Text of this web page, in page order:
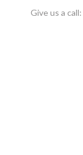
Give us a call: